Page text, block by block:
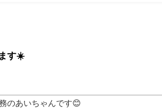
す☀️
のあいちゃんです😊